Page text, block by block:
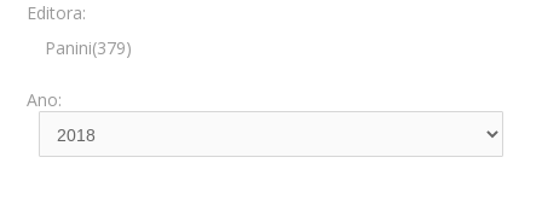
Editora:
Panini(379)
Ano: